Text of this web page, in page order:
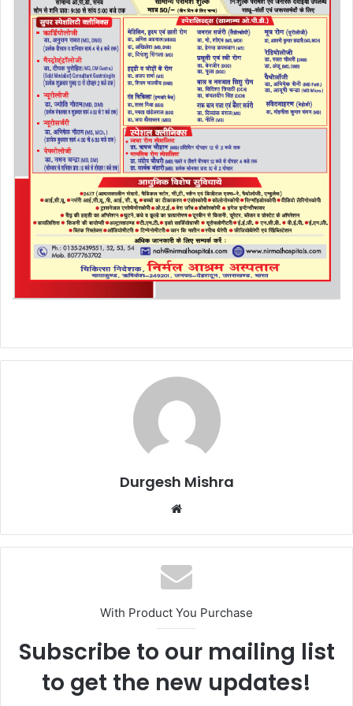
Durgesh Mishra
Website
With Product You Purchase
Subscribe to our mailing list
to get the new updates!